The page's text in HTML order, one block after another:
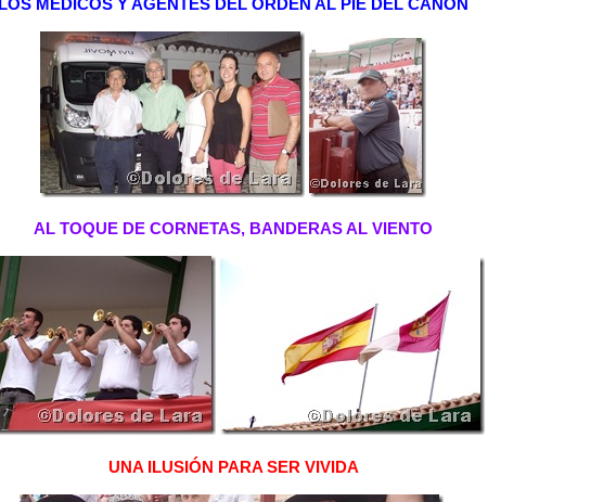
LOS MÉDICOS Y AGENTES DEL ORDEN AL PIE DEL CAÑÓN
AL TOQUE DE CORNETAS, BANDERAS AL VIENTO
UNA ILUSIÓN PARA SER VIVIDA